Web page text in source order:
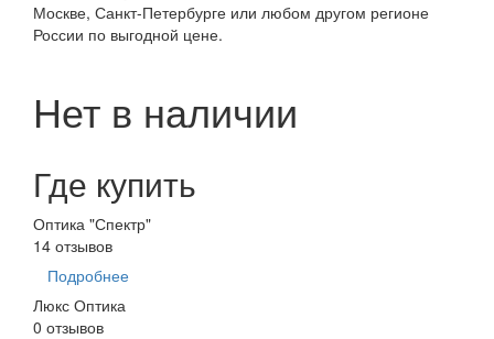
Москве, Санкт-Петербурге или любом другом регионе
России по выгодной цене.
Нет в наличии
Где купить
Оптика "Спектр"
14 отзывов
Подробнее
Люкс Оптика
0 отзывов